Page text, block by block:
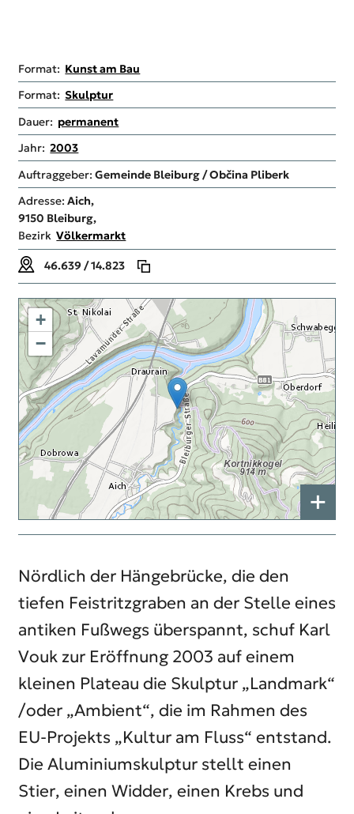
Format: Kunst am Bau
Format: Skulptur
Dauer: permanent
Jahr: 2003
Auftraggeber: Gemeinde Bleiburg / Občina Pliberk
Adresse: Aich,
9150 Bleiburg,
Bezirk Völkermarkt
46.639 / 14.823
+
−
+
Nördlich der Hängebrücke, die den
tiefen Feistritzgraben an der Stelle eines
antiken Fußwegs überspannt, schuf Karl
Vouk zur Eröffnung 2003 auf einem
kleinen Plateau die Skulptur „Landmark“
/oder „Ambient“, die im Rahmen des
EU-Projekts „Kultur am Fluss“ entstand.
Die Aluminiumskulptur stellt einen
Stier, einen Widder, einen Krebs und